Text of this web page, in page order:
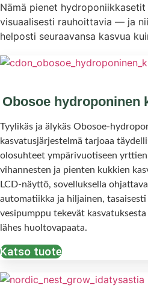
Nämä pienet
visuaalisesti rauhoittavia — ja
helposti seuraavansa kasvua
Obosoe hydroponinen
Tyylikäs ja älykäs Obosoe-
kasvatusjärjestelmä tarjoaa
olosuhteet ympärivuotiseen
vihannesten ja pienten kukkien
LCD-näyttö, sovelluksella ohjattava
automatiikka ja hiljainen, tasaisesti
vesipumppu tekevät kasvatuksesta
lähes huoltovapaata.
Katso tuote